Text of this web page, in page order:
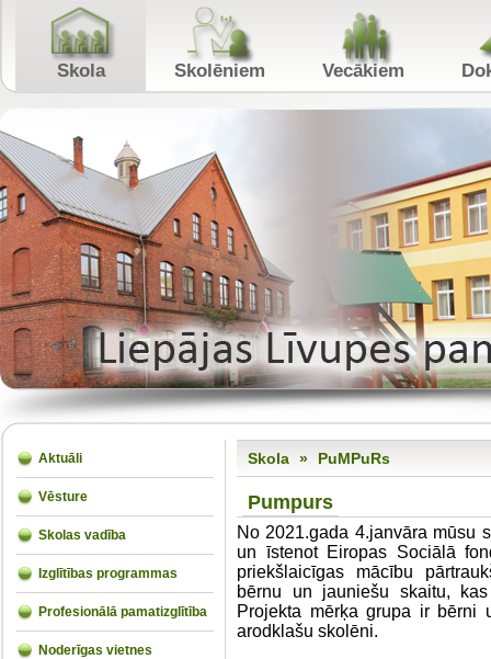
Skola Skolēniem Vecākiem
Aktuāli
Vēsture
Skolas vadība
Izglītības programmas
Profesionālā pamatizglītība
Noderīgas vietnes
Skola » PuMPuRs
Pumpurs
No 2021.gada 4.janvāra mūsu
un īstenot Eiropas Sociālā
priekšlaicīgas mācību
bērnu un jauniešu skaitu,
Projekta mērķa grupa ir
arodklašu skolēni.